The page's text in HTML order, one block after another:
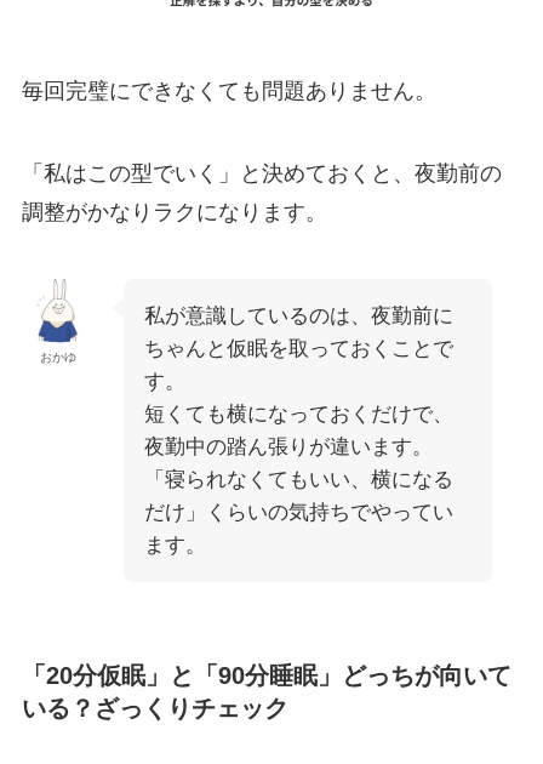
毎回完璧にできなくても問題ありません。
「私はこの型でいく」と決めておくと、夜勤前の
調整がかなりラクになります。
おかゆ
私が意識しているのは、夜勤前に
ちゃんと仮眠を取っておくことで
す。
短くても横になっておくだけで、
夜勤中の踏ん張りが違います。
「寝られなくてもいい、横になる
だけ」くらいの気持ちでやってい
ます。
「20分仮眠」と「90分睡眠」どっちが向いて
いる？ざっくりチェック